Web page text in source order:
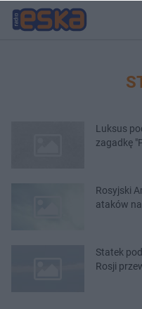
Luksus
zagadkę
Rosyjski
ataków
Statek
Rosji